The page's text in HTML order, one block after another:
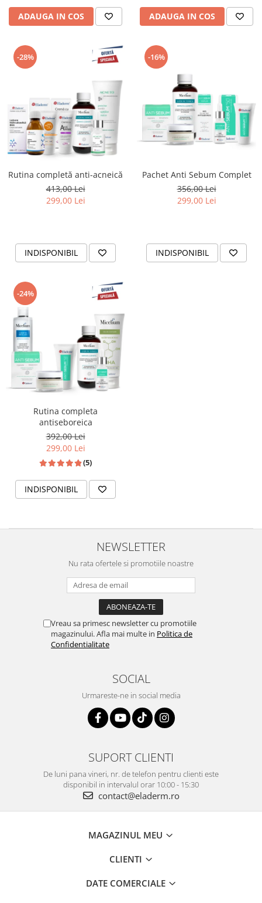
ADAUGA IN COS ADAUGA IN COS
-28%
Rutina completă anti-acneică
413,00 Lei
299,00 Lei
INDISPONIBIL
-16%
Pachet Anti Sebum Complet
356,00 Lei
299,00 Lei
INDISPONIBIL
-24%
Rutina completa
antiseboreica
392,00 Lei
299,00 Lei
(5)
INDISPONIBIL
NEWSLETTER
Nu rata ofertele si promotiile noastre
Vreau sa primesc newsletter cu promotiile
magazinului. Afla mai multe in Politica de
Confidentialitate
SOCIAL
Urmareste-ne in social media
SUPORT CLIENTI
De luni pana vineri, nr. de telefon pentru clienti este
disponibil in intervalul orar 10:00 - 15:30
contact@eladerm.ro
MAGAZINUL MEU
CLIENTI
DATE COMERCIALE